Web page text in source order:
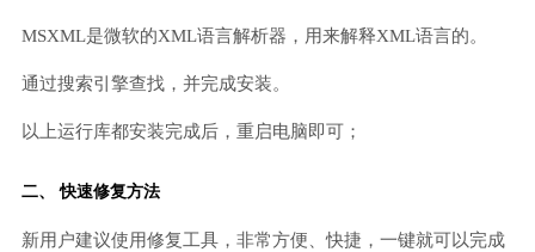
MSXML是微软的XML语言解析器，用来解释XML语言的。
通过搜索引擎查找，并完成安装。
以上运行库都安装完成后，重启电脑即可；
二、 快速修复方法
新用户建议使用修复工具，非常方便、快捷，一键就可以完成